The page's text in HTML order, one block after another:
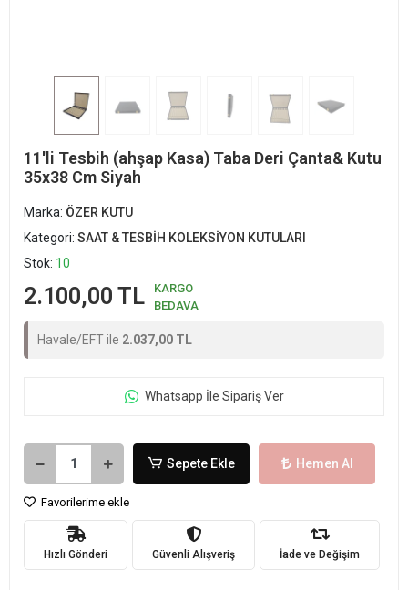
11'li Tesbih (ahşap Kasa) Taba Deri Çanta& Kutu
35x38 Cm Siyah
Marka: ÖZER KUTU
Kategori: SAAT & TESBİH KOLEKSİYON KUTULARI
Stok: 10
2.100,00 TL
KARGO
BEDAVA
Havale/EFT ile 2.037,00 TL
Whatsapp İle Sipariş Ver
Sepete Ekle Hemen Al
Favorilerime ekle
Hızlı Gönderi Güvenli Alışveriş İade ve Değişim